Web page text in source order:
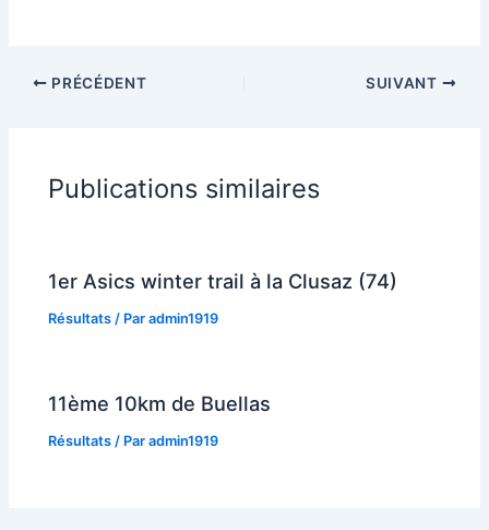
PRÉCÉDENT SUIVANT
Publications similaires
1er Asics winter trail à la Clusaz (74)
Résultats / Paradmin1919
11ème 10km de Buellas
Résultats / Paradmin1919